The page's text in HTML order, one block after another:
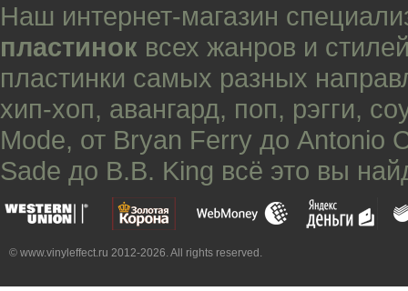
Наш интернет-магазин
пластинок всех жанров и
пластинки самых разных
хип-хоп, авангард, поп, рэгги,
Mode, от Bryan Ferry до Antonio
Sade до B.B. King всё это вы
© www.vinyleffect.ru 2012-2026. All rights reserved.